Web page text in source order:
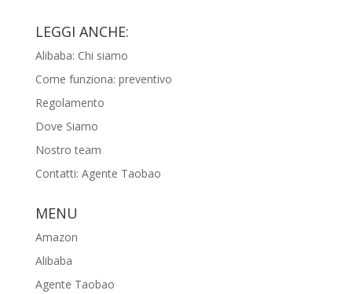
LEGGI ANCHE:
Alibaba: Chi siamo
Come funziona: preventivo
Regolamento
Dove Siamo
Nostro team
Contatti: Agente Taobao
MENU
Amazon
Alibaba
Agente Taobao